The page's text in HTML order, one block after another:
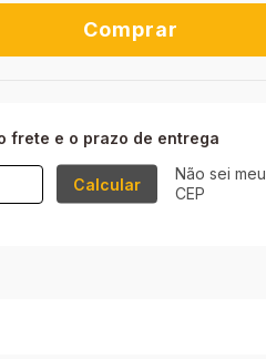
frete e o prazo de entrega
Calcular
Não sei meu
CEP